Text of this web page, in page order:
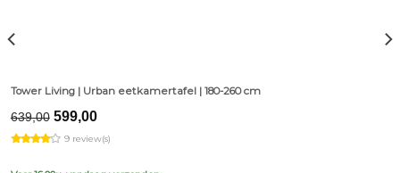
Tower Living | Urban eetkamertafel | 180-260 cm
639,00 Original
price
was:
599,00Current
is:
9 review(s)